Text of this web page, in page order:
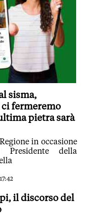
sisma,
fermeremo
pietra sarà
in occasione
della
il discorso del